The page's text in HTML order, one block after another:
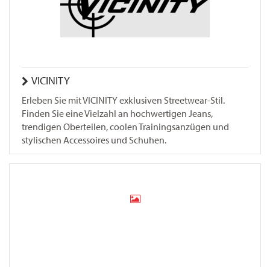
VICINITY
Erleben Sie mit VICINITY exklusiven Streetwear-Stil.
Finden Sie eine Vielzahl an hochwertigen Jeans,
trendigen Oberteilen, coolen Trainingsanzügen und
stylischen Accessoires und Schuhen.